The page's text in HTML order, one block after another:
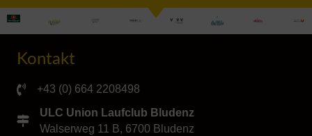
Kontakt
+43 (0) 664 2208498
ULC Union Laufclub Bludenz
Walserweg 11 B, 6700 Bludenz